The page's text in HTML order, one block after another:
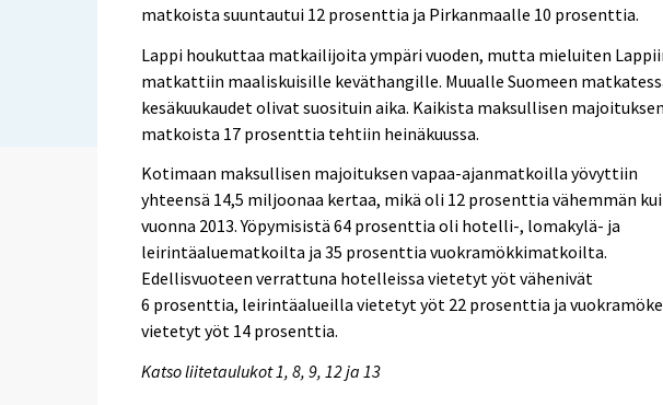
matkoista suuntautui 12 prosenttia ja Pirkanmaalle 10 prosenttia.
Lappi houkuttaa matkailijoita ympäri vuoden, mutta mieluiten
matkattiin maaliskuisille keväthangille. Muualle Suomeen
kesäkuukaudet olivat suosituin aika. Kaikista maksullisen majoituksen
matkoista 17 prosenttia tehtiin heinäkuussa.
Kotimaan maksullisen majoituksen vapaa-ajanmatkoilla yövyttiin
yhteensä 14,5 miljoonaa kertaa, mikä oli 12 prosenttia vähemmän
vuonna 2013. Yöpymisistä 64 prosenttia oli hotelli-, lomakylä- ja
leirintäaluematkoilta ja 35 prosenttia vuokramökkimatkoilta.
Edellisvuoteen verrattuna hotelleissa vietetyt yöt vähenivät
6 prosenttia, leirintäalueilla vietetyt yöt 22 prosenttia ja
vietetyt yöt 14 prosenttia.
Katso liitetaulukot 1, 8, 9, 12 ja 13